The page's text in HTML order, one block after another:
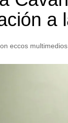
a
eccos multimedios